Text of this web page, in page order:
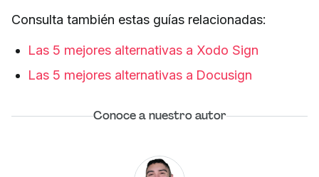
Consulta también estas guías relacionadas:
Las 5 mejores alternativas a Xodo Sign
Las 5 mejores alternativas a Docusign
Conoce a nuestro autor